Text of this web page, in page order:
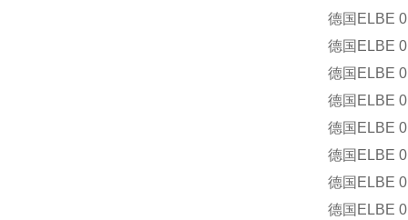
德国 ELBE
德国 ELBE
德国 ELBE
德国 ELBE
德国 ELBE
德国 ELBE
德国 ELBE
德国 ELBE